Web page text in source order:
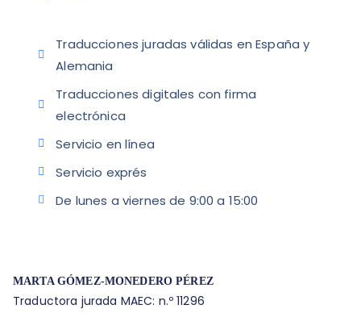
Traducciones juradas válidas en España y
Alemania
Traducciones digitales con firma
electrónica
Servicio en línea
Servicio exprés
De lunes a viernes de 9:00 a 15:00
MARTA GÓMEZ-MONEDERO PÉREZ
Traductora jurada MAEC: n.º 11296